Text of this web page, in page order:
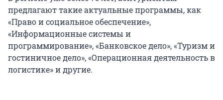
предлагают такие актуальные программы, как
«Право и социальное обеспечение»,
«Информационные системы и
программирование», «Банковское дело», «Туризм и
гостиничное дело», «Операционная деятельность в
логистике» и другие.